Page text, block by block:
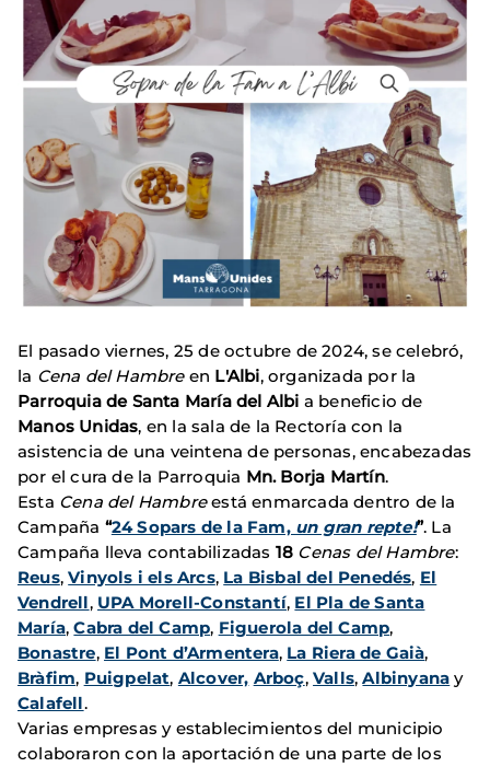
El pasado viernes, 25 de octubre de 2024, se celebró,
la Cena del Hambreen L'Albi, organizada por la
Parroquia de Santa María del Albi a beneficio de
Manos Unidas, en la sala de la Rectoría con la
asistencia de una veintena de personas, encabezadas
por el cura de la Parroquia Mn. Borja Martín.
Esta Cena del Hambreestá enmarcada dentro de la
Campaña “24 Sopars de la Fam, un gran repte!”. La
Campaña lleva contabilizadas 18 Cenas del Hambre:
Reus,Vinyols i els Arcs, La Bisbal del Penedés, El
Vendrell, UPA Morell-Constantí, El Pla de Santa
María,Cabra del Camp, Figuerola del Camp,
Bonastre, El Pont d’Armentera, La Riera de Gaià,
Bràfim, Puigpelat, Alcover, Arboç,Valls,Albinyana y
Calafell.
Varias empresas y establecimientos del municipio
colaboraron con la aportación de una parte de los